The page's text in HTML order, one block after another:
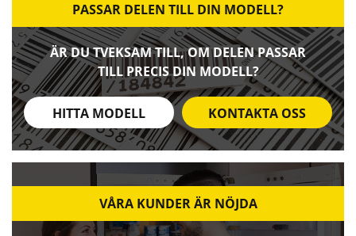
PASSAR DELEN TILL DIN MODELL?
ÄR DU TVEKSAM TILL, OM DELEN PASSAR
TILL PRECIS DIN MODELL?
HITTA MODELL KONTAKTA OSS
VÅRA KUNDER ÄR NÖJDA